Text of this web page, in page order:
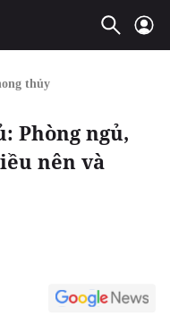
thủy
Phòng ngủ,
nên và